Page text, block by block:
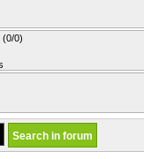
(0/0)